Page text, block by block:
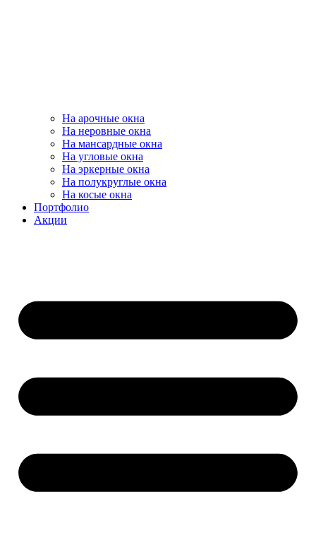
На арочные окна
На неровные окна
На мансардные окна
На угловые окна
На эркерные окна
На полукруглые окна
На косые окна
Портфолио
Акции